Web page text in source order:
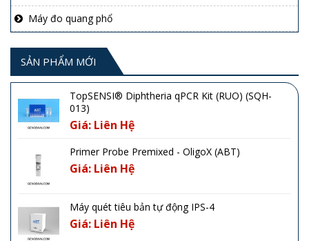
Máy đo quang phổ
SẢN PHẨM MỚI
TopSENSI® Diphtheria qPCR Kit (RUO) (SQH-
013)
Giá: Liên Hệ
Primer Probe Premixed - OligoX (ABT)
Giá: Liên Hệ
Máy quét tiêu bản tự động IPS-4
Giá: Liên Hệ